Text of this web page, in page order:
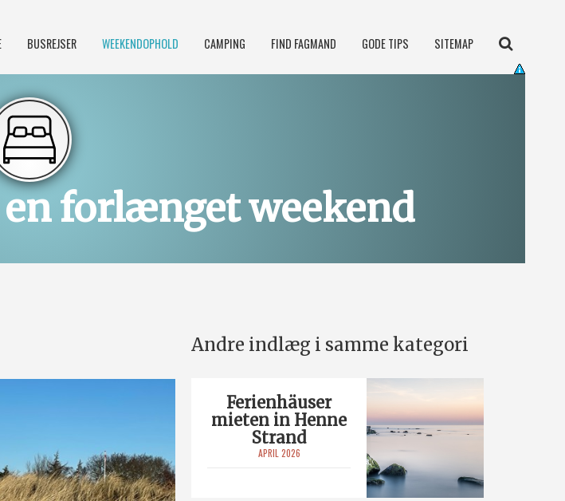
BUSREJSER WEEKENDOPHOLD CAMPING FIND FAGMAND GODE TIPS SITEMAP
forlænget weekend
Andre indlæg i samme kategori
Ferienhäuser
mieten in Henne
Strand
APRIL 2026